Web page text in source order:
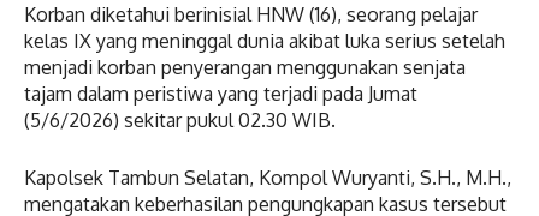
Korban diketahui berinisial HNW (16), seorang pelajar
kelas IX yang meninggal dunia akibat luka serius setelah
menjadi korban penyerangan menggunakan senjata
tajam dalam peristiwa yang terjadi pada Jumat
(5/6/2026) sekitar pukul 02.30 WIB.
Kapolsek Tambun Selatan, Kompol Wuryanti, S.H., M.H.,
mengatakan keberhasilan pengungkapan kasus tersebut